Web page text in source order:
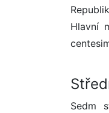
Hlavní
Sedm